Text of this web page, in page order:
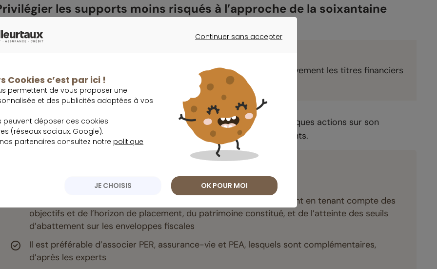
les supports moins risqués à l’approche de la soixantaine
À partir de 50 ans, il est préférable pour l’épargnant de céder progressivement les titres financiers
et se tourner vers des supports moins risqués.
professionnels du secteur recommandent toutefois de conserver quelques actions sur son
afin de ne pas trop affecter les performances de ses placements.
À partir de 50 ans, il convient d’ajuster la stratégie d’investissement en tenant compte des
objectifs et de l’horizon de placement, du patrimoine constitué, et de l’atteinte des seuils
d’abattement sur les enveloppes fiscales
Il est préférable d’associer PER, assurance-vie et PEA, lesquels sont complémentaires,
d’après les experts
Continuer sans accepter
Cookies c’est par ici !
permettent de vous proposer une
et des publicités adaptées à vos
peuvent déposer des cookies
(réseaux sociaux, Google).
partenaires consultez notre politique
JE CHOISIS OK POUR MOI